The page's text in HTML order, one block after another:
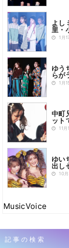
よし
里・
1月
ゆう
らが
1月
中町
ット
11
ゆい
出し
10
MusicVoice
記事の検索